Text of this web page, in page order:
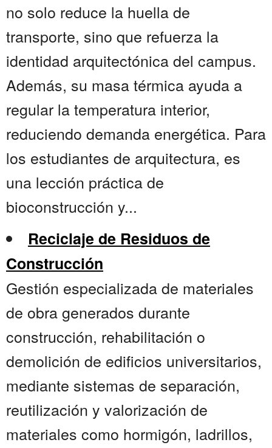
no solo reduce la huella de
transporte, sino que refuerza la
identidad arquitectónica del campus.
Además, su masa térmica ayuda a
regular la temperatura interior,
reduciendo demanda energética. Para
los estudiantes de arquitectura, es
una lección práctica de
bioconstrucción y...
Reciclaje de Residuos de
Construcción
Gestión especializada de materiales
de obra generados durante
construcción, rehabilitación o
demolición de edificios universitarios,
mediante sistemas de separación,
reutilización y valorización de
materiales como hormigón, ladrillos,